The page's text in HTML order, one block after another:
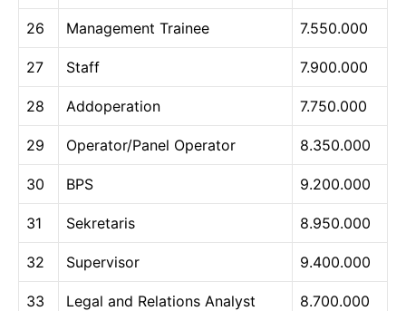
26 Management Trainee 7.550.000
27 Staff 7.900.000
28 Addoperation 7.750.000
29 Operator/Panel Operator 8.350.000
30 BPS 9.200.000
31 Sekretaris 8.950.000
32 Supervisor 9.400.000
33 Legal and Relations Analyst 8.700.000